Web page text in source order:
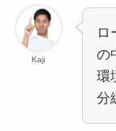
Kaji
ロ
の
環
分